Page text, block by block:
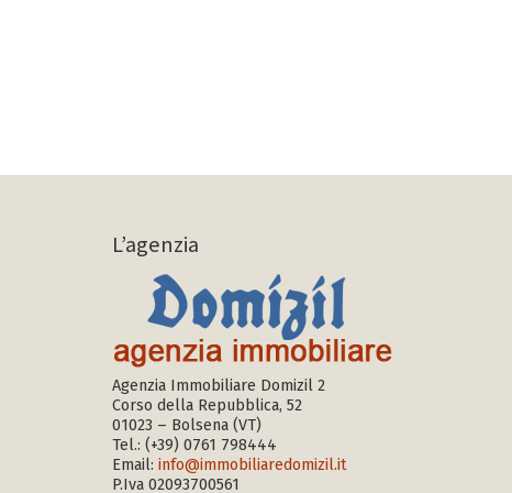
L’agenzia
Agenzia Immobiliare Domizil 2
Corso della Repubblica, 52
01023 – Bolsena (VT)
Tel.: (+39) 0761 798444
Email: info@immobiliaredomizil.it
P.Iva 02093700561